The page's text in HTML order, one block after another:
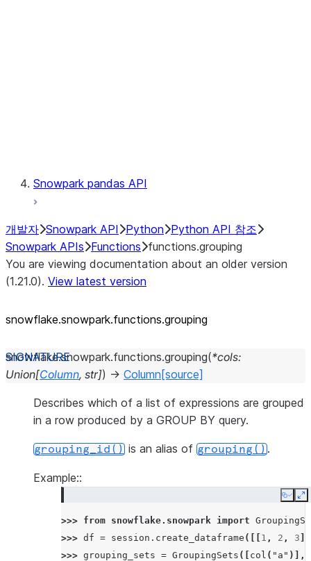
Snowpark pandas API
개발자 Snowpark API Python Python API 참조
Snowpark APIs Functions functions.grouping
You are viewing documentation about an older version
(1.21.0). View latest version
snowflake.snowpark.functions.grouping
snowflake.snowpark.functions.grouping(*cols:
Union[Column, str]) → Column [source]
Describes which of a list of expressions are grouped
in a row produced by a GROUP BY query.
grouping_id() is an alias of grouping().
Example::
Copy
>>> from snowflake.snowpark import
>>> df = session . create_dataframe ([[ 1 , 2 , 3
>>> grouping_sets = GroupingSets ([ col ( "a" )],